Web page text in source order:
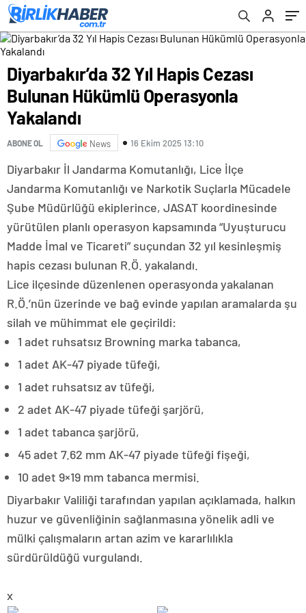
Diyarbakır’da 32 Yıl Hapis Cezası
Bulunan Hükümlü Operasyonla
Yakalandı
ABONE OL News 16 Ekim 2025 13:10
Diyarbakır İl Jandarma Komutanlığı, Lice İlçe
Jandarma Komutanlığı ve Narkotik Suçlarla Mücadele
Şube Müdürlüğü ekiplerince, JASAT koordinesinde
yürütülen planlı operasyon kapsamında “Uyuşturucu
Madde İmal ve Ticareti” suçundan 32 yıl kesinleşmiş
hapis cezası bulunan R.Ö. yakalandı.
Lice ilçesinde düzenlenen operasyonda yakalanan
R.Ö.’nün üzerinde ve bağ evinde yapılan aramalarda şu
silah ve mühimmat ele geçirildi:
1 adet ruhsatsız Browning marka tabanca,
1 adet AK-47 piyade tüfeği,
1 adet ruhsatsız av tüfeği,
2 adet AK-47 piyade tüfeği şarjörü,
1 adet tabanca şarjörü,
45 adet 7.62 mm AK-47 piyade tüfeği fişeği,
10 adet 9×19 mm tabanca mermisi.
Diyarbakır Valiliği tarafından yapılan açıklamada, halkın
huzur ve güvenliğinin sağlanmasına yönelik adli ve
mülki çalışmaların artan azim ve kararlılıkla
sürdürüldüğü vurgulandı.
x